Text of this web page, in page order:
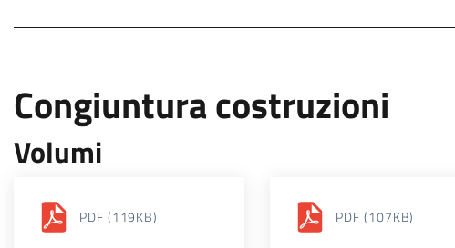
Congiuntura costruzioni
Volumi
PDF (119KB) PDF (107KB)